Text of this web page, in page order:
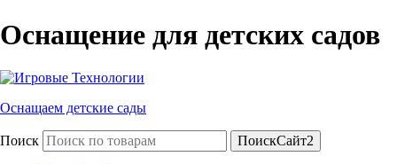
Оснащение для детских садов
Оснащаем детские сады
Поиск ПоискСайт2